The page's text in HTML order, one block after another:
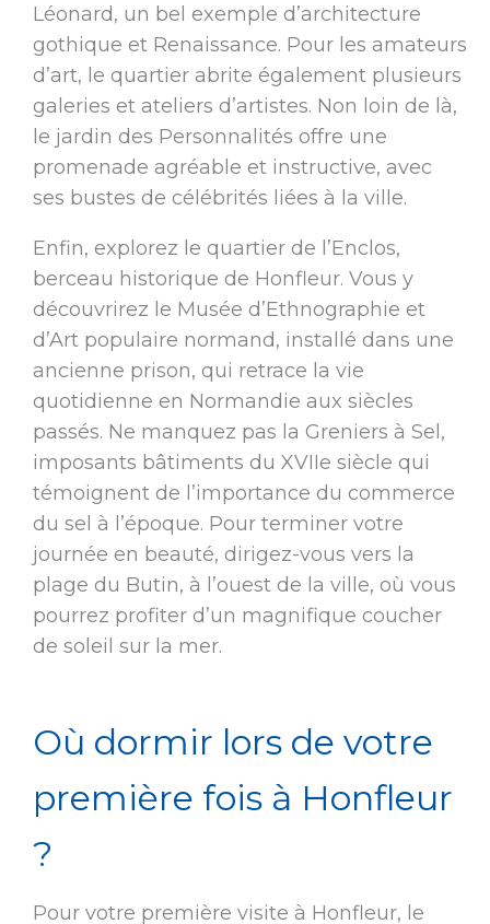
Léonard, un bel exemple d’architecture
gothique et Renaissance. Pour les amateurs
d’art, le quartier abrite également plusieurs
galeries et ateliers d’artistes. Non loin de là,
le jardin des Personnalités offre une
promenade agréable et instructive, avec
ses bustes de célébrités liées à la ville.
Enfin, explorez le quartier de l’Enclos,
berceau historique de Honfleur. Vous y
découvrirez le Musée d’Ethnographie et
d’Art populaire normand, installé dans une
ancienne prison, qui retrace la vie
quotidienne en Normandie aux siècles
passés. Ne manquez pas la Greniers à Sel,
imposants bâtiments du XVIIe siècle qui
témoignent de l’importance du commerce
du sel à l’époque. Pour terminer votre
journée en beauté, dirigez-vous vers la
plage du Butin, à l’ouest de la ville, où vous
pourrez profiter d’un magnifique coucher
de soleil sur la mer.
Où dormir lors de votre
première fois à Honfleur
?
Pour votre première visite à Honfleur, le